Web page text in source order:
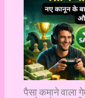
पैसा कमाने वाला